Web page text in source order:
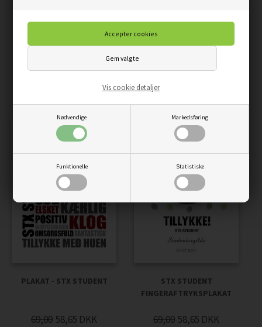
Nødvendige Markedsføring
Funktionelle Statistiske
Vis cookie detaljer
STUDENTERHUE
69,00
PLAKAT - STX STUDENT
69,00 58,65 DKK
STX STUDENT
FINGERAFTRYKSPLAKAT
69,00 58,65 DKK